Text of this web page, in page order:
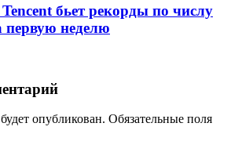
бьет рекорды по числу
первую неделю
опубликован. Обязательные поля